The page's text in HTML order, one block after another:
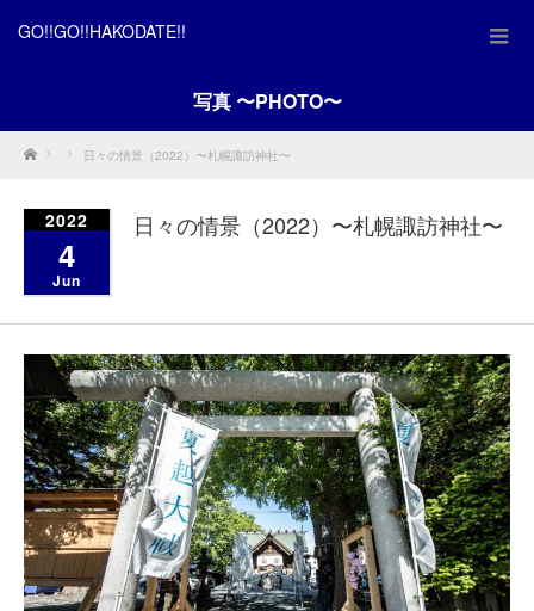
GO!!GO!!HAKODATE!!
写真 〜PHOTO〜
Home 日々の情景（2022）〜札幌諏訪神社〜
2022
4
Jun
日々の情景（2022）〜札幌諏訪神社〜